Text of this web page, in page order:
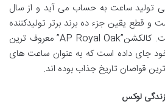
تولید ساعت به حساب می آید و از سال
و قطع یقین جزء ده برند برتر تولیدکننده
ساعت در جهان بوده و هست. کالکشن”AP Royal Oak” معروف ترین
جای داده است که به عنوان ساعت های
قواصان تاریخ جذاب بوده اند.